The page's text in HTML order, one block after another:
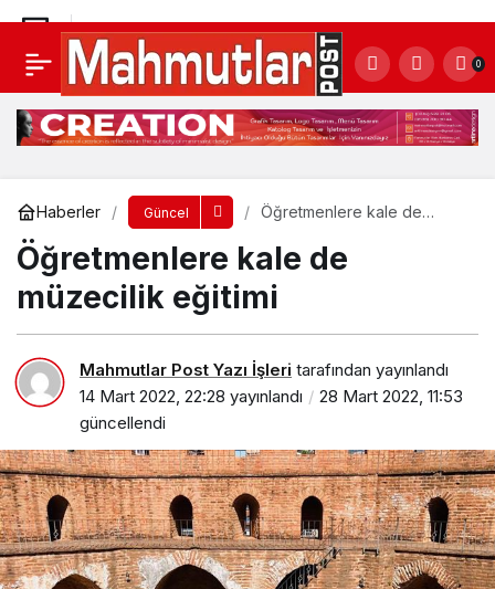
0
Haberler Güncel
Öğretmenlere kale de
Öğretmenlere kale de
müzecilik eğitimi
Mahmutlar Post Yazı İşleri tarafından yayınlandı
14 Mart 2022, 22:28 yayınlandı
28 Mart 2022, 11:53
güncellendi
Alanya Belediyesi can dostlara elini uzatıyor
Yorum Yap Paylaş